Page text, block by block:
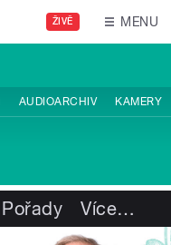
ŽIVĚ MENU
AUDIOARCHIV KAMERY
Pořady Více…